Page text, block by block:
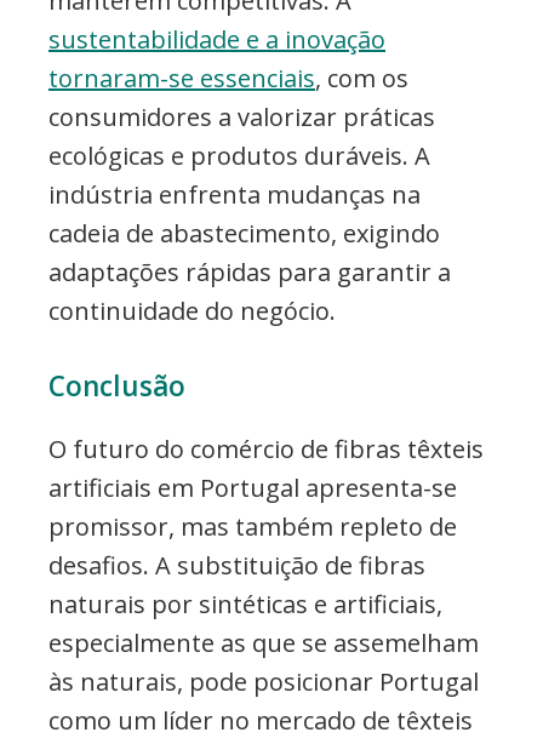
sustentabilidade e a inovação
tornaram-se essenciais, com os
consumidores a valorizar práticas
ecológicas e produtos duráveis. A
indústria enfrenta mudanças na
cadeia de abastecimento, exigindo
adaptações rápidas para garantir a
continuidade do negócio.
Conclusão
O futuro do comércio de fibras têxteis
artificiais em Portugal apresenta-se
promissor, mas também repleto de
desafios. A substituição de fibras
naturais por sintéticas e artificiais,
especialmente as que se assemelham
às naturais, pode posicionar Portugal
como um líder no mercado de têxteis